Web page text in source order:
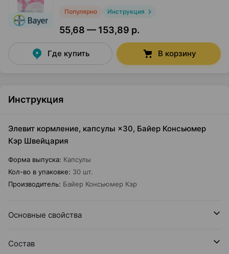
Популярно Инструкция
55,68 — 153,89 р.
Где купить В корзину
Инструкция
Элевит кормление, капсулы ×30, Байер Консьюмер
Кэр Швейцария
Форма выпуска: Капсулы
Кол-во в упаковке: 30 шт.
Производитель: Байер Консьюмер Кэр
Основные свойства
Состав